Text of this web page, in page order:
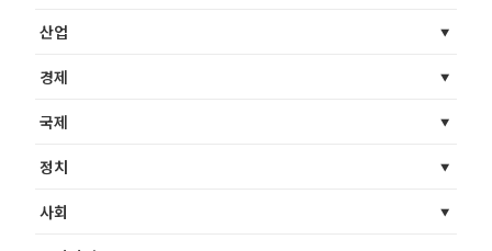
산업
경제
국제
정치
사회